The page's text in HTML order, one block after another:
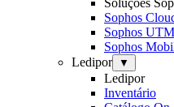
Soluções
Sophos
Sophos UTM
Sophos
Ledipor
▼
Ledipor
Inventário